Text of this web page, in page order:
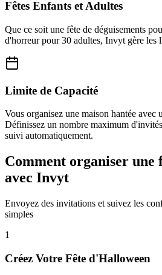
Fêtes Enfants et Adultes
Que ce soit une fête de déguisements
d'horreur pour 30 adultes, Invyt gère les
Limite de Capacité
Vous organisez une maison hantée avec
Définissez un nombre maximum
suivi automatiquement.
Comment organiser une
avec Invyt
Envoyez des invitations et suivez les
simples
1
Créez Votre Fête d'Halloween